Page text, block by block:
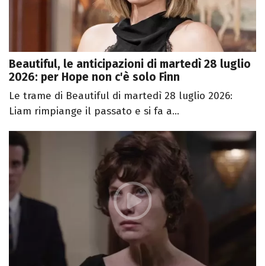
Beautiful, le anticipazioni di martedì 28 luglio
2026: per Hope non c'è solo Finn
Le trame di Beautiful di martedì 28 luglio 2026:
Liam rimpiange il passato e si fa a...